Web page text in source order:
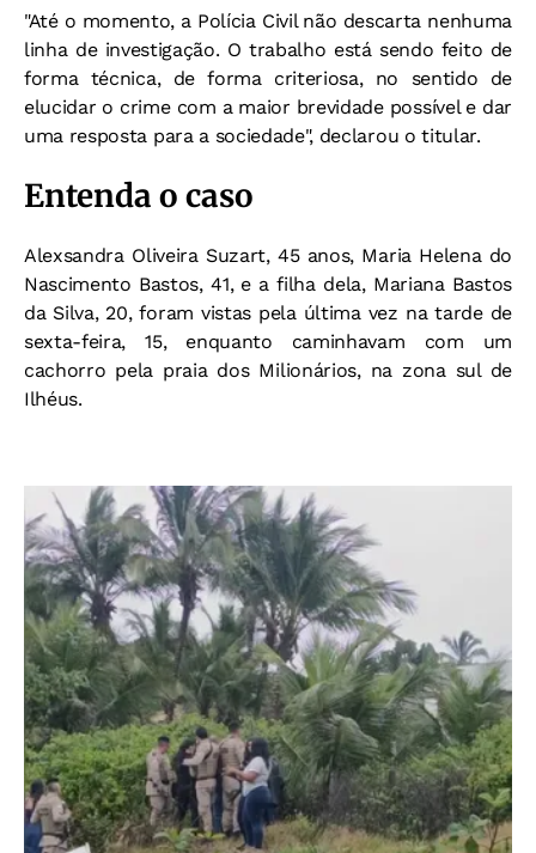
"Até o momento, a Polícia Civil não descarta nenhuma
linha de investigação. O trabalho está sendo feito de
forma técnica, de forma criteriosa, no sentido de
elucidar o crime com a maior brevidade possível e dar
uma resposta para a sociedade", declarou o titular.
Entenda o caso
Alexsandra Oliveira Suzart, 45 anos, Maria Helena do
Nascimento Bastos, 41, e a filha dela, Mariana Bastos
da Silva, 20, foram vistas pela última vez na tarde de
sexta-feira, 15, enquanto caminhavam com um
cachorro pela praia dos Milionários, na zona sul de
Ilhéus.